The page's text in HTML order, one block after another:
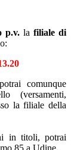
p.v. lafiliale di
comunque
(versamenti,
la filiale della
in titoli, potrai
85 a Udine.